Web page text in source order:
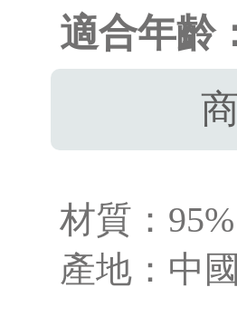
適合年齡
材質：
產地：中國